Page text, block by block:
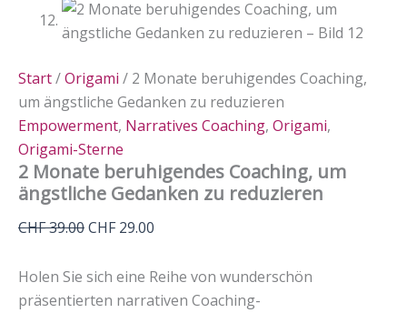
Start/Origami / 2 Monate beruhigendes Coaching,
um ängstliche Gedanken zu reduzieren
Empowerment, Narratives Coaching, Origami,
Origami-Sterne
2 Monate beruhigendes Coaching, um
ängstliche Gedanken zu reduzieren
CHF39.00Ursprünglicher
war:
CHF 39.00
CHF 29.00
ist:
CHF 29.00.
Holen Sie sich eine Reihe von wunderschön
präsentierten narrativen Coaching-